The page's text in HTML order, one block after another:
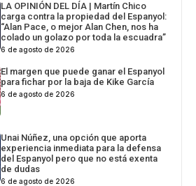
LA OPINIÓN DEL DÍA | Martín Chico
carga contra la propiedad del Espanyol:
“Alan Pace, o mejor Alan Chen, nos ha
colado un golazo por toda la escuadra”
6 de agosto de 2026
El margen que puede ganar el Espanyol
para fichar por la baja de Kike García
6 de agosto de 2026
Unai Núñez, una opción que aporta
experiencia inmediata para la defensa
del Espanyol pero que no está exenta
de dudas
6 de agosto de 2026